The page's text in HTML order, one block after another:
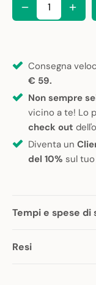
Consegna
€ 59.
Non sempre
vicino a te! Lo
check out
Diventa un
del 10% sul
Tempi e spese di
Resi